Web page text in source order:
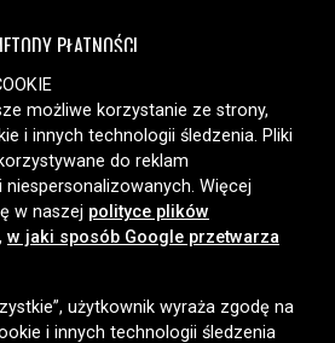
PŁATNOŚCI
OPCJE DOSTAWY
możliwe korzystanie ze strony,
i innych technologii śledzenia. Pliki
do reklam
Więcej
w naszej polityce plików
w jaki sposób Google przetwarza
użytkownik wyraża zgodę na
i innych technologii śledzenia